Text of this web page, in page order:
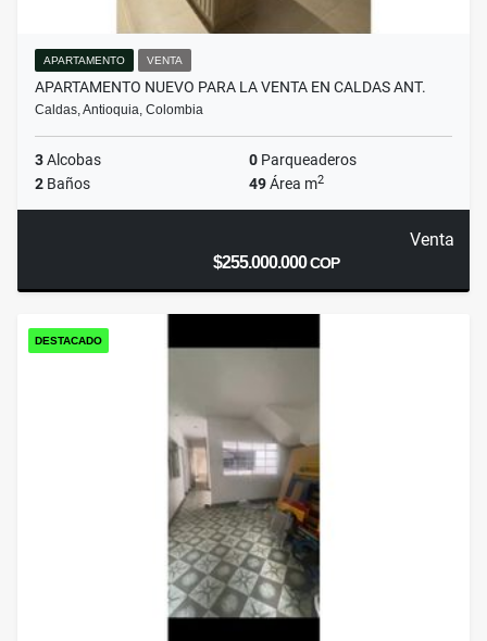
APARTAMENTO VENTA
APARTAMENTO NUEVO PARA LA VENTA EN CALDAS ANT.
Caldas, Antioquia, Colombia
3Alcobas 0 Parqueaderos
2 Baños 49Área m2
Venta
$255.000.000COP
DESTACADO